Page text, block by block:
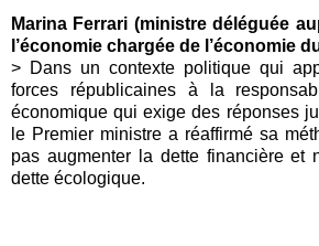
Marina Ferrari (ministre déléguée
l’économie chargée de l’économie
> Dans un contexte politique qui
forces républicaines à la
économique qui exige des réponses
le Premier ministre a réaffirmé sa
pas augmenter la dette financière et
dette écologique.